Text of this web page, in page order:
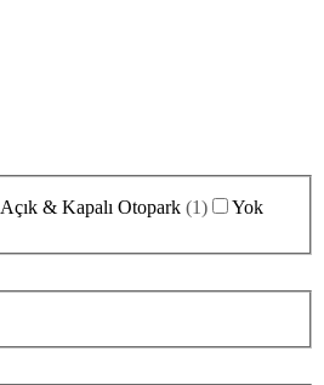
Açık & Kapalı Otopark (1)
Yok